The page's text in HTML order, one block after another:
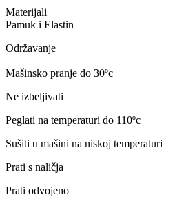
Materijali
Pamuk i Elastin
Održavanje
Mašinsko pranje do 30ºc
Ne izbeljivati
Peglati na temperaturi do 110ºc
Sušiti u mašini na niskoj temperaturi
Prati s naličja
Prati odvojeno